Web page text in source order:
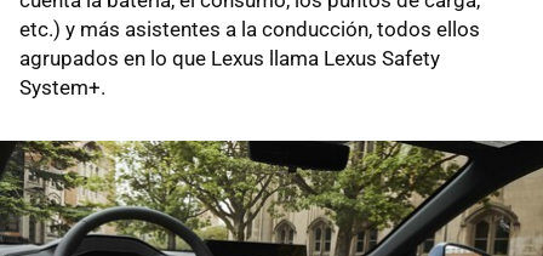
etc.) y más asistentes a la conducción, todos ellos
agrupados en lo que Lexus llama Lexus Safety
System+.